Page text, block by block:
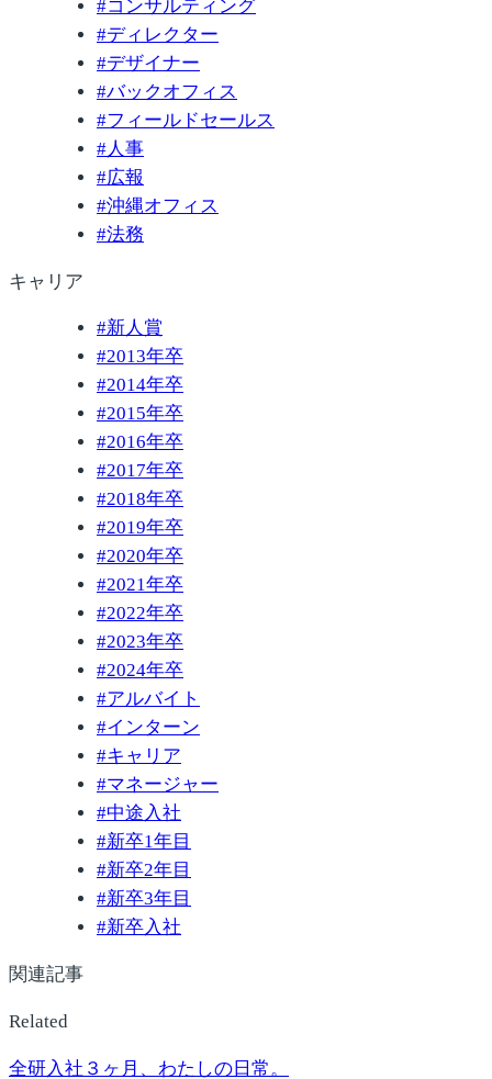
#コンサルティング
#ディレクター
#デザイナー
#バックオフィス
#フィールドセールス
#人事
#広報
#沖縄オフィス
#法務
キャリア
#新人賞
#2013年卒
#2014年卒
#2015年卒
#2016年卒
#2017年卒
#2018年卒
#2019年卒
#2020年卒
#2021年卒
#2022年卒
#2023年卒
#2024年卒
#アルバイト
#インターン
#キャリア
#マネージャー
#中途入社
#新卒1年目
#新卒2年目
#新卒3年目
#新卒入社
関連記事
Related
全研入社３ヶ月、わたしの日常。